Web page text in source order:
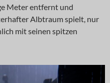
Meter entfernt und
Albtraum spielt, nur
mit seinen spitzen